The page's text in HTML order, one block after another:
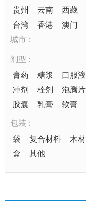
贵州
云南 西藏
台湾
香港
澳门
城市：
剂型：
膏药
糖浆 口服液
冲剂
栓剂 泡腾片
胶囊
乳膏 软膏
包装：
袋
复合材料 木材
盒
其他